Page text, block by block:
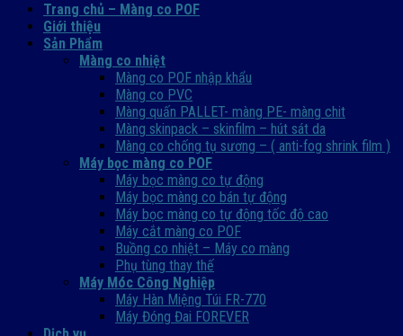
Trang chủ – Màng co POF
Giới thiệu
Sản Phẩm
Màng co nhiệt
Màng co POF nhập khẩu
Màng co PVC
Màng quấn PALLET- màng PE- màng chit
Màng skinpack – skinfilm – hút sát da
Màng co chống tụ sương – ( anti-fog shrink film )
Máy bọc màng co POF
Máy bọc màng co tự động
Máy bọc màng co bán tự động
Máy bọc màng co tự động tốc độ cao
Máy cắt màng co POF
Buồng co nhiệt – Máy co màng
Phụ tùng thay thế
Máy Móc Công Nghiệp
Máy Hàn Miệng Túi FR-770
Máy Đóng Đai FOREVER